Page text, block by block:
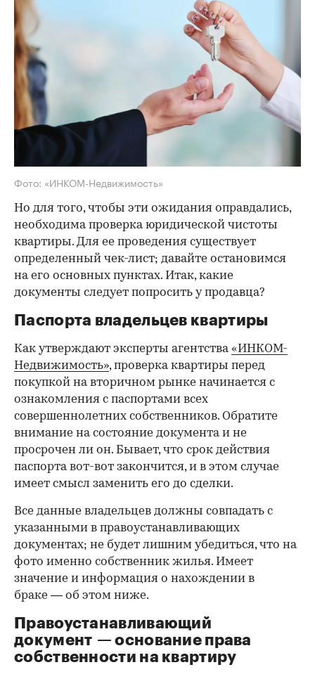
Фото: «ИНКОМ-Недвижимость»
Но для того, чтобы эти ожидания оправдались,
необходима проверка юридической чистоты
квартиры. Для ее проведения существует
определенный чек-лист; давайте остановимся
на его основных пунктах. Итак, какие
документы следует попросить у продавца?
Паспорта владельцев квартиры
Как утверждают эксперты агентства«ИНКОМ-
Недвижимость», проверка квартиры перед
покупкой на вторичном рынке начинается с
ознакомления с паспортами всех
совершеннолетних собственников. Обратите
внимание на состояние документа и не
просрочен ли он. Бывает, что срок действия
паспорта вот-вот закончится, и в этом случае
имеет смысл заменить его до сделки.
00:00 / 00:00
Все данные владельцев должны совпадать с
указанными в правоустанавливающих
документах; не будет лишним убедиться, что на
фото именно собственник жилья. Имеет
значение и информация о нахождении в
браке — об этом ниже.
Правоустанавливающий
документ — основание права
собственности на квартиру